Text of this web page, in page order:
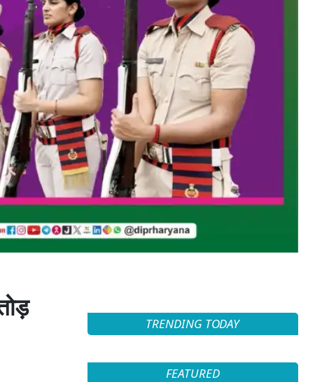
TRENDING TODAY
FEATURED